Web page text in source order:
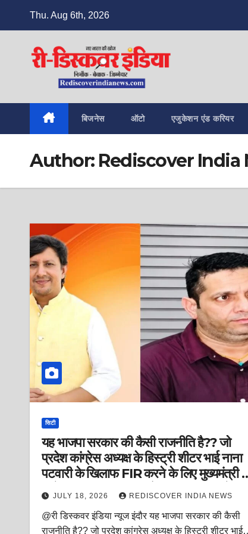
Thu. Aug 6th, 2026
बिजनेस ऑटो एजुकेशन एंड करियर
Author: Rediscover India
सिटी
यह भाजपा सरकार की कैसी राजनीति है?? जो
प्रदेश कांग्रेस अध्यक्ष के हिस्ट्री शीटर भाई नाना
पटवारी के खिलाफ FIR करने के लिए मुख्यमंत्री
आदेश का इंतजार कर रही हैं? तत्कालीन कांग्रेस
की कमलनाथ सरकार ने एक मामूली विवाद पर उस
समय के होनहार युवा विधायक आकाश विजयवर्गीय
JULY 18, 2026 REDISCOVER INDIA NEWS
@री डिस्कवर इंडिया न्यूज इंदौर यह भाजपा सरकार की कैसी
राजनीति है?? जो प्रदेश कांग्रेस अध्यक्ष के हिस्ट्री शीटर